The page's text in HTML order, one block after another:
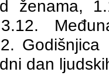
ženama,
dan